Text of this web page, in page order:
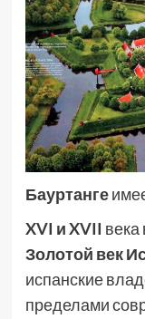
Бауртанге
XVI и XVII
Золотой век
испанские
пределами